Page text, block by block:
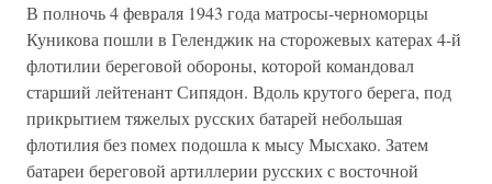
В полночь 4 февраля 1943 года матросы-черноморцы
Куникова пошли в Геленджик на сторожевых катерах 4-й
флотилии береговой обороны, которой командовал
старший лейтенант Сипядон. Вдоль крутого берега, под
прикрытием тяжелых русских батарей небольшая
флотилия без помех подошла к мысу Мысхако. Затем
батареи береговой артиллерии русских с восточной